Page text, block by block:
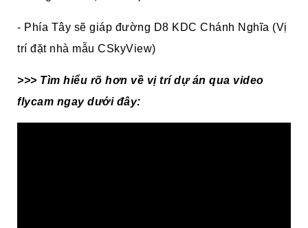
- Phía Tây sẽ giáp đường D8 KDC Chánh Nghĩa (Vị
trí đặt nhà mẫu CSkyView)
>>> Tìm hiểu rõ hơn về vị trí dự án qua video
flycam ngay dưới đây: